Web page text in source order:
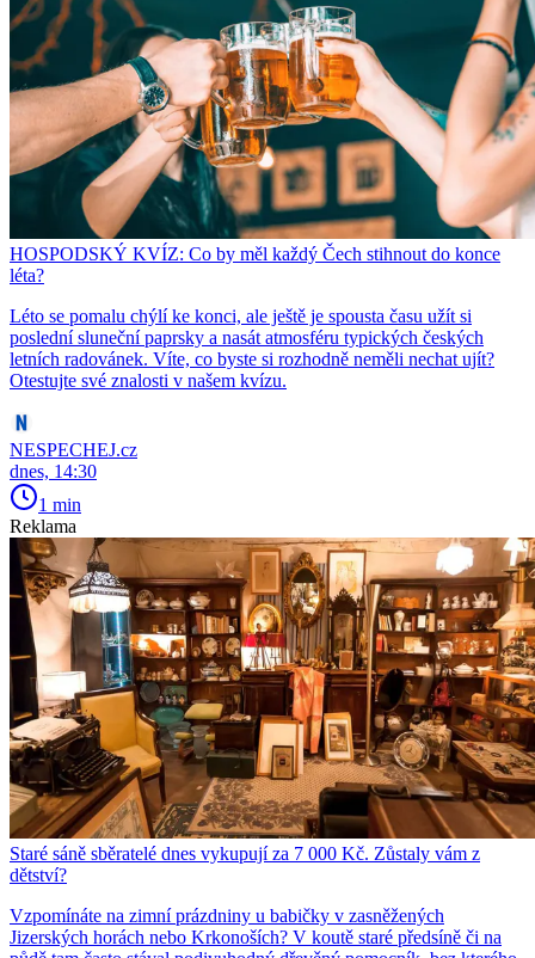
HOSPODSKÝ KVÍZ: Co by měl každý Čech stihnout do konce
léta?
Léto se pomalu chýlí ke konci, ale ještě je spousta času užít si
poslední sluneční paprsky a nasát atmosféru typických českých
letních radovánek. Víte, co byste si rozhodně neměli nechat ujít?
Otestujte své znalosti v našem kvízu.
NESPECHEJ.cz
dnes, 14:30
1 min
Reklama
Staré sáně sběratelé dnes vykupují za 7 000 Kč. Zůstaly vám z
dětství?
Vzpomínáte na zimní prázdniny u babičky v zasněžených
Jizerských horách nebo Krkonoších? V koutě staré předsíně či na